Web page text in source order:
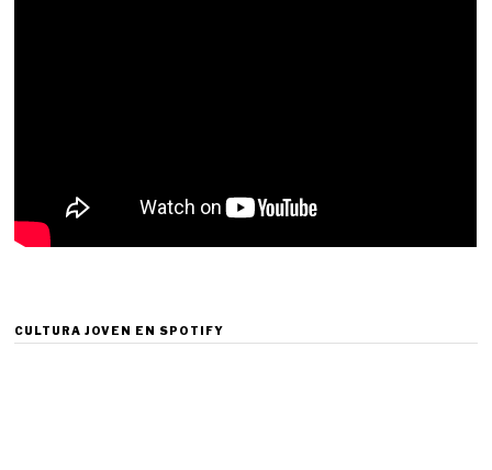
CULTURA JOVEN EN SPOTIFY